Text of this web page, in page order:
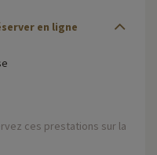
en ligne
ces prestations sur la